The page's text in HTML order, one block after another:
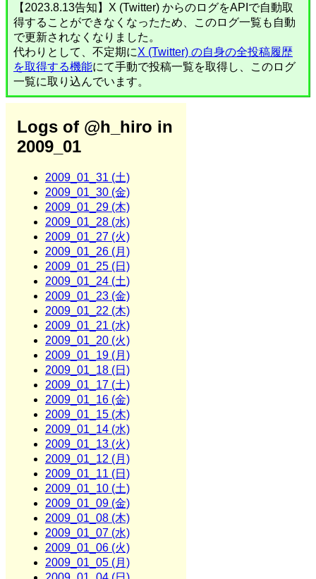
【2023.8.13告知】X (Twitter) からのログをAPIで自動取
得することができなくなったため、このログ一覧も自動
で更新されなくなりました。
代わりとして、不定期にX (Twitter) の自身の全投稿履歴
を取得する機能にて手動で投稿一覧を取得し、このログ
一覧に取り込んでいます。
Logs of @h_hiro in
2009_01
2009_01_31 (土)
2009_01_30 (金)
2009_01_29 (木)
2009_01_28 (水)
2009_01_27 (火)
2009_01_26 (月)
2009_01_25 (日)
2009_01_24 (土)
2009_01_23 (金)
2009_01_22 (木)
2009_01_21 (水)
2009_01_20 (火)
2009_01_19 (月)
2009_01_18 (日)
2009_01_17 (土)
2009_01_16 (金)
2009_01_15 (木)
2009_01_14 (水)
2009_01_13 (火)
2009_01_12 (月)
2009_01_11 (日)
2009_01_10 (土)
2009_01_09 (金)
2009_01_08 (木)
2009_01_07 (水)
2009_01_06 (火)
2009_01_05 (月)